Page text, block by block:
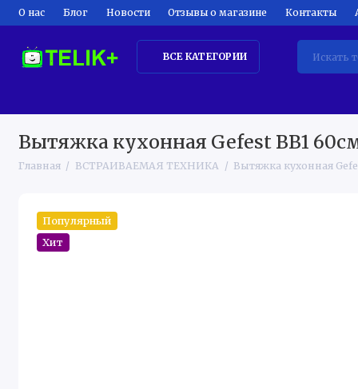
О нас Блог Новости Отзывы о магазине Контакты
ВСЕ КАТЕГОРИИ
Вытяжка кухонная Gefest BB1
Главная ВСТРАИВАЕМАЯ ТЕХНИКА Вытяжка кухонная
Популярный
Хит